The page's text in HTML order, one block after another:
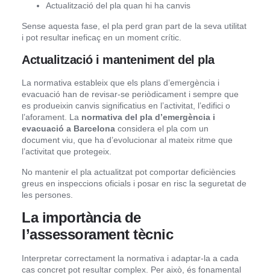
Actualització del pla quan hi ha canvis
Sense aquesta fase, el pla perd gran part de la seva utilitat
i pot resultar ineficaç en un moment crític.
Actualització i manteniment del pla
La normativa estableix que els plans d’emergència i
evacuació han de revisar-se periòdicament i sempre que
es produeixin canvis significatius en l’activitat, l’edifici o
l’aforament. La normativa del pla d’emergència i
evacuació a Barcelona considera el pla com un
document viu, que ha d’evolucionar al mateix ritme que
l’activitat que protegeix.
No mantenir el pla actualitzat pot comportar deficiències
greus en inspeccions oficials i posar en risc la seguretat de
les persones.
La importància de
l’assessorament tècnic
Interpretar correctament la normativa i adaptar-la a cada
cas concret pot resultar complex. Per això, és fonamental